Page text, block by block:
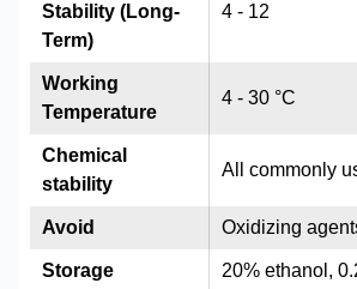
4 - 12
4 - 30 °C
All commonly
Oxidizing
20% ethanol,
Stability (Long-
Term)
Working
Temperature
Chemical
stability
Avoid
Storage